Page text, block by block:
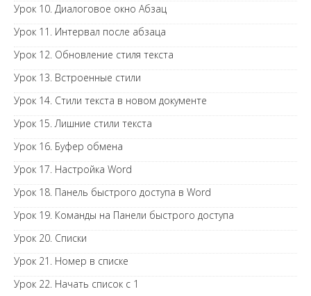
Урок 10. Диалоговое окно Абзац
Урок 11. Интервал после абзаца
Урок 12. Обновление стиля текста
Урок 13. Встроенные стили
Урок 14. Стили текста в новом документе
Урок 15. Лишние стили текста
Урок 16. Буфер обмена
Урок 17. Настройка Word
Урок 18. Панель быстрого доступа в Word
Урок 19. Команды на Панели быстрого доступа
Урок 20. Списки
Урок 21. Номер в списке
Урок 22. Начать список с 1